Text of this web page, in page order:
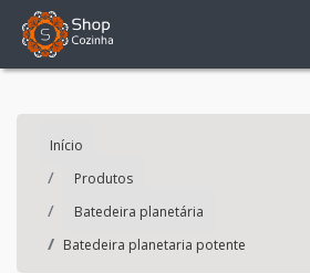
Início
Produtos
Batedeira planetária
Batedeira planetaria potente